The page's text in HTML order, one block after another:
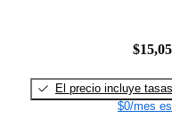
El precio incluye tasas
$0/mes